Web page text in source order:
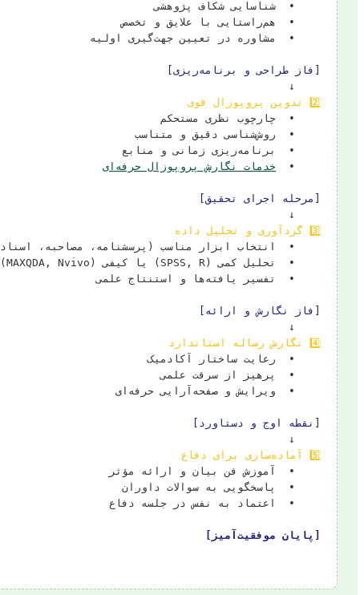
[فاز طراحی و برنامه‌ریزی]
2️⃣ تدوین پروپوزال قوی
خدمات نگارش پروپوزال حرفه‌ای
[مرحله اجرای تحقیق]
3️⃣ گردآوری و تحلیل داده
[فاز نگارش و ارائه]
4️⃣ نگارش رساله استاندارد
[نقطه اوج و دستاورد]
5️⃣ آماده‌سازی برای دفاع
[پایان موفقیت‌آمیز]